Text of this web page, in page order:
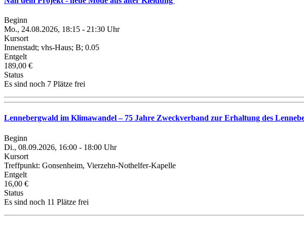
Beginn
Mo., 24.08.2026, 18:15 - 21:30 Uhr
Kursort
Innenstadt; vhs-Haus; B; 0.05
Entgelt
189,00 €
Status
Es sind noch 7 Plätze frei
Lennebergwald im Klimawandel – 75 Jahre Zweckverband zur Erhaltung des
Beginn
Di., 08.09.2026, 16:00 - 18:00 Uhr
Kursort
Treffpunkt: Gonsenheim, Vierzehn-Nothelfer-Kapelle
Entgelt
16,00 €
Status
Es sind noch 11 Plätze frei